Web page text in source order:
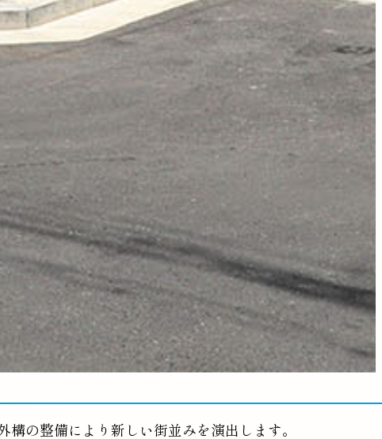
の整備により新しい街並みを演出します。